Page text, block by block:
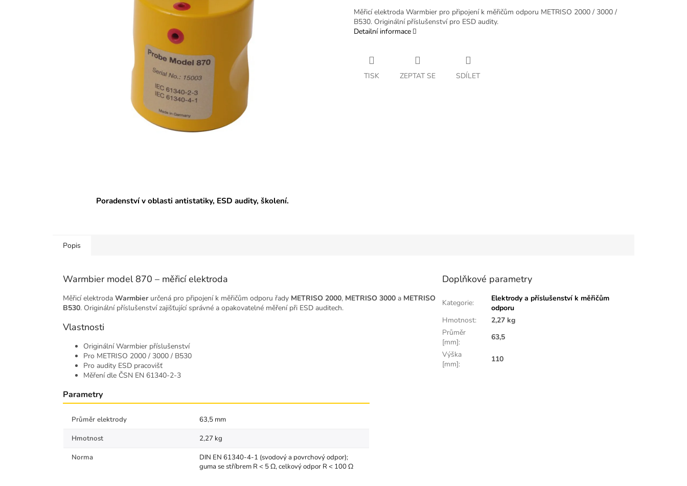
Měřicí elektroda Warmbier pro připojení k měřičům odporu METRISO 2000 / 3000 /
B530. Originální příslušenství pro ESD audity.
Detailní informace
TISK ZEPTAT SE SDÍLET
Poradenství v oblasti antistatiky, ESD audity, školení.
Popis
Warmbier model 870 – měřicí elektroda
Měřicí elektroda Warmbierurčená pro připojení k měřičům odporu řady METRISO 2000, METRISO 3000 a METRISO
B530. Originální příslušenství zajišťující správné a opakovatelné měření při ESD auditech.
Vlastnosti
Originální Warmbier příslušenství
Pro METRISO 2000 / 3000 / B530
Pro audity ESD pracovišť
Měření dle ČSN EN 61340-2-3
Parametry
Průměr elektrody 63,5 mm
Hmotnost 2,27 kg
Norma
DIN EN 61340-4-1 (svodový a povrchový odpor);
guma se stříbrem R < 5 Ω, celkový odpor R < 100 Ω
Doplňkové parametry
Kategorie:
Elektrody a příslušenství k měřičům
odporu
Hmotnost:
2,27 kg
Průměr
[mm]:
63,5
Výška
[mm]:
110